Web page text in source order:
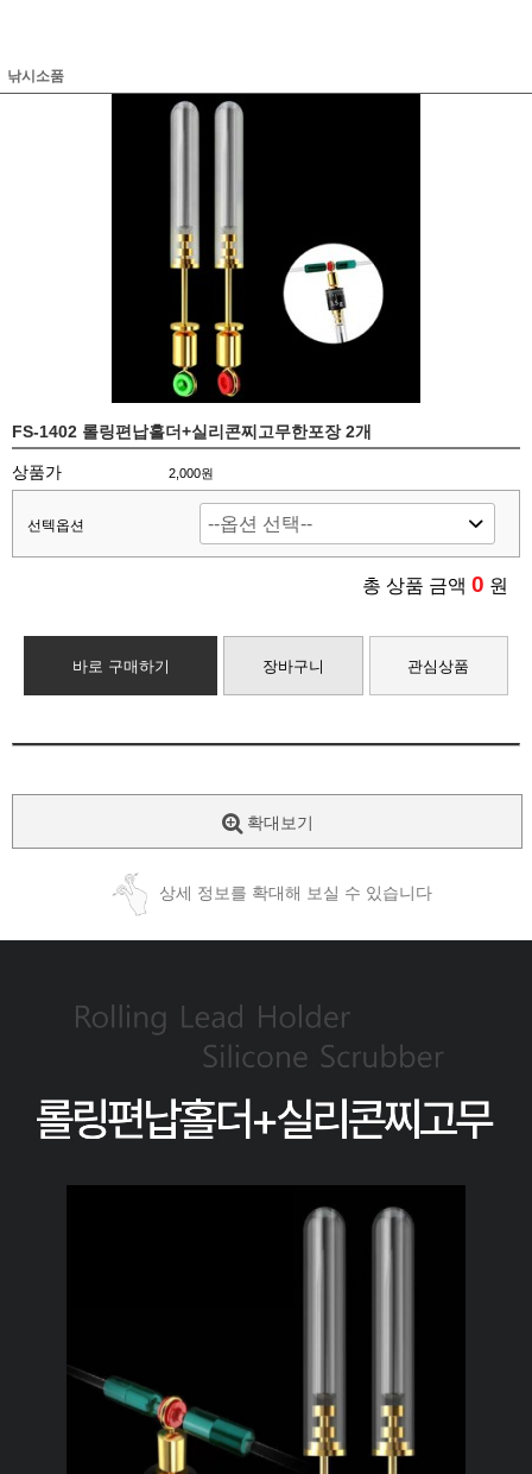
낚시소품
FS-1402 롤링편납홀더+실리콘찌고무한포장 2개
상품가 2,000원
선텍옵션
총 상품 금액 0 원
바로 구매하기 장바구니 관심상품
확대보기
상세 정보를 확대해 보실 수 있습니다